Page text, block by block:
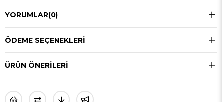
YORUMLAR(0)
ÖDEME SEÇENEKLERI
ÜRÜN ÖNERILERI